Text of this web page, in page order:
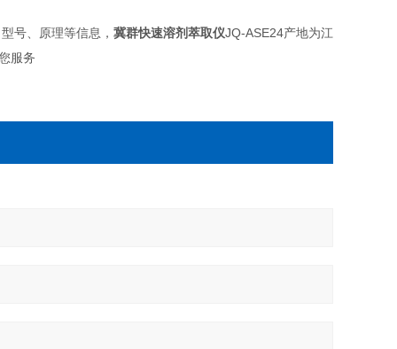
号、原理等信息， 冀群快速溶剂萃取仪JQ-ASE24产地为江
服务